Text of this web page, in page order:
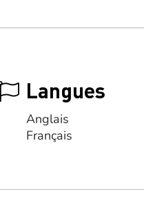
Langues
Anglais
Français